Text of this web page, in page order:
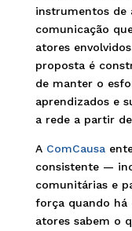
instrumentos de
comunicação
atores
proposta é
de manter o
aprendizados e
a rede a partir
A ComCausa
consistente —
comunitárias e
força quando há
atores sabem o